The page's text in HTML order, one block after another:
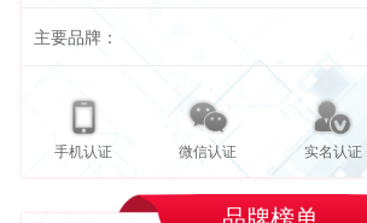
主要品牌：
手机认证 微信认证 实名认证